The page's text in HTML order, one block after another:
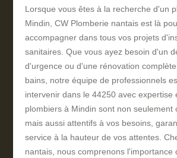
Lorsque vous êtes à la recherche d'un
Mindin, CW Plomberie nantais est là
accompagner dans tous vos projets
sanitaires. Que vous ayez besoin d'un
d'urgence ou d'une rénovation
bains, notre équipe de professionnels
intervenir dans le 44250 avec expertise
plombiers à Mindin sont non seulement
mais aussi attentifs à vos besoins,
service à la hauteur de vos attentes.
nantais, nous comprenons l'importance